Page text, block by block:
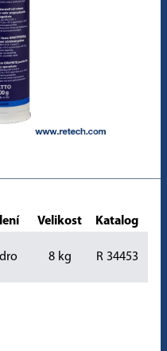
Velikost Katalog
8 kg R 34453